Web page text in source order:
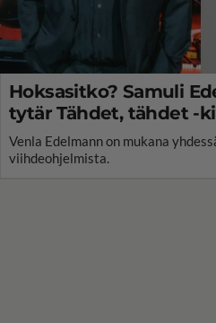
Hoksasitko? Samuli
tytär Tähdet, tähdet -
Venla Edelmann on mukana
viihdeohjelmista.